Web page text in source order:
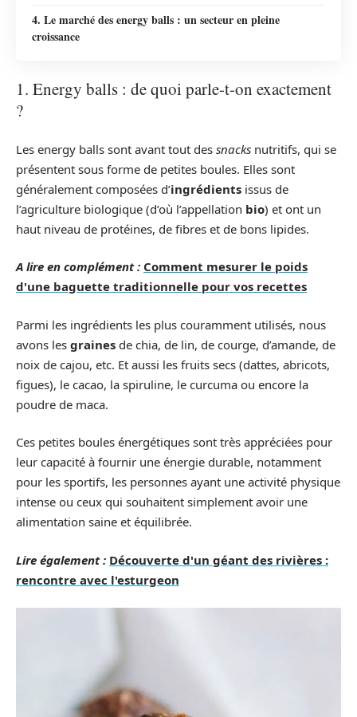
4. Le marché des energy balls : un secteur en pleine
croissance
1. Energy balls : de quoi parle-t-on exactement
?
Les energy balls sont avant tout des snacks nutritifs, qui se
présentent sous forme de petites boules. Elles sont
généralement composées d’ingrédients issus de
l’agriculture biologique (d’où l’appellation bio) et ont un
haut niveau de protéines, de fibres et de bons lipides.
A lire en complément : Comment mesurer le poids
d'une baguette traditionnelle pour vos recettes
Parmi les ingrédients les plus couramment utilisés, nous
avons les graines de chia, de lin, de courge, d’amande, de
noix de cajou, etc. Et aussi les fruits secs (dattes, abricots,
figues), le cacao, la spiruline, le curcuma ou encore la
poudre de maca.
Ces petites boules énergétiques sont très appréciées pour
leur capacité à fournir une énergie durable, notamment
pour les sportifs, les personnes ayant une activité physique
intense ou ceux qui souhaitent simplement avoir une
alimentation saine et équilibrée.
Lire également : Découverte d'un géant des rivières :
rencontre avec l'esturgeon